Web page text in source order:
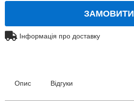
ЗАМОВИТИ
Інформація про доставку
Опис Відгуки